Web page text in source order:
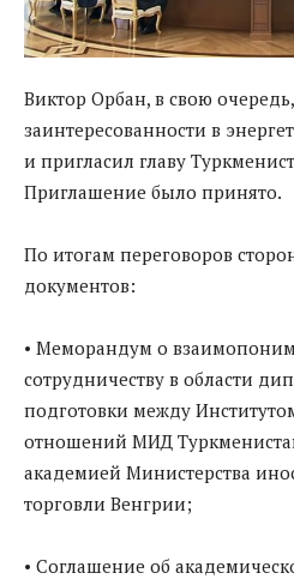
Виктор Орбан, в свою
заинтересованности в
и пригласил главу
Приглашение было принято.
По итогам переговоров
документов:
• Меморандум о
сотрудничеству в области
подготовки между
отношений МИД
академией Министерства
торговли Венгрии;
• Соглашение об